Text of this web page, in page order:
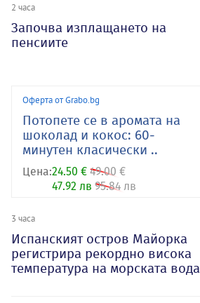
2 часа
Започва изплащането на
пенсиите
Оферта от Grabo.bg
Потопете се в аромата на
шоколад и кокос: 60-
минутен класически ..
Цена:24.50 € 49.00 €
47.92 лв 95.84 лв
3 часа
Испанският остров Майорка
регистрира рекордно висока
температура на морската вода